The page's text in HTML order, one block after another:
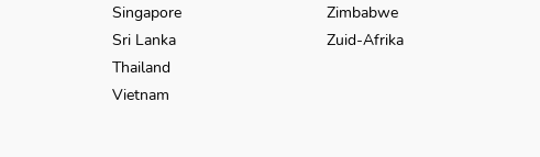
Singapore
Sri Lanka
Thailand
Vietnam
Zimbabwe
Zuid-Afrika